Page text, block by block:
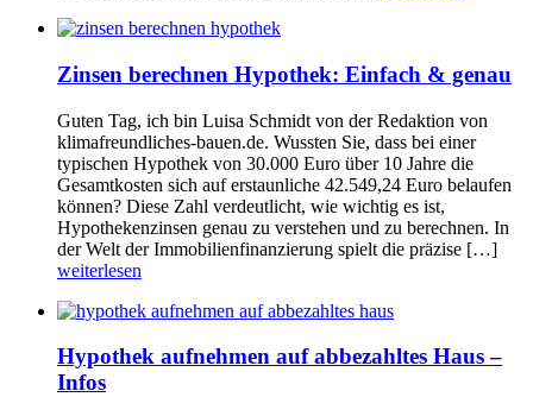
Zinsen berechnen Hypothek: Einfach & genau
Guten Tag, ich bin Luisa Schmidt von der Redaktion von
klimafreundliches-bauen.de. Wussten Sie, dass bei einer
typischen Hypothek von 30.000 Euro über 10 Jahre die
Gesamtkosten sich auf erstaunliche 42.549,24 Euro belaufen
können? Diese Zahl verdeutlicht, wie wichtig es ist,
Hypothekenzinsen genau zu verstehen und zu berechnen. In
der Welt der Immobilienfinanzierung spielt die präzise […]
weiterlesen
Hypothek aufnehmen auf abbezahltes Haus –
Infos